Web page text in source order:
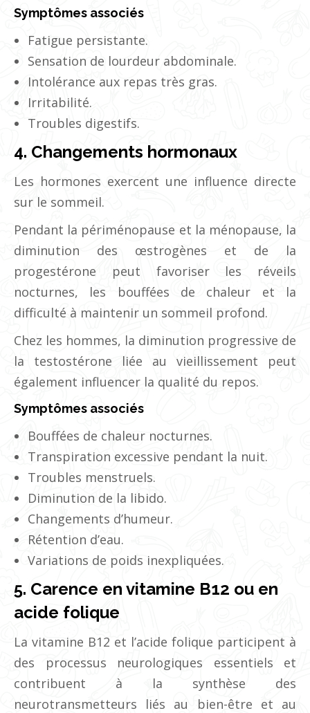
Symptômes associés
Fatigue persistante.
Sensation de lourdeur abdominale.
Intolérance aux repas très gras.
Irritabilité.
Troubles digestifs.
4. Changements hormonaux
Les hormones exercent une influence directe
sur le sommeil.
Pendant la périménopause et la ménopause, la
diminution des œstrogènes et de la
progestérone peut favoriser les réveils
nocturnes, les bouffées de chaleur et la
difficulté à maintenir un sommeil profond.
Chez les hommes, la diminution progressive de
la testostérone liée au vieillissement peut
également influencer la qualité du repos.
Symptômes associés
Bouffées de chaleur nocturnes.
Transpiration excessive pendant la nuit.
Troubles menstruels.
Diminution de la libido.
Changements d’humeur.
Rétention d’eau.
Variations de poids inexpliquées.
5. Carence en vitamine B12 ou en
acide folique
La vitamine B12 et l’acide folique participent à
des processus neurologiques essentiels et
contribuent à la synthèse des
neurotransmetteurs liés au bien-être et au